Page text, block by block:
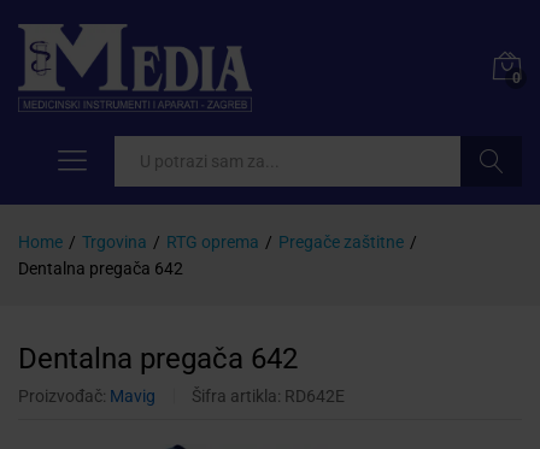
0
Home / Trgovina / RTG oprema / Pregače zaštitne /
Dentalna pregača 642
Dentalna pregača 642
Proizvođač: Mavig Šifra artikla: RD642E